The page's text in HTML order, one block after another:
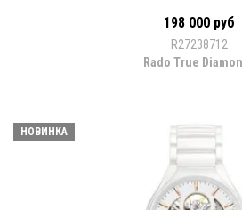
198 000 руб
R27238712
Rado True
НОВИНКА